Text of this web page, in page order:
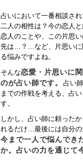
占いにおいて一番相談さ
二人の相性は？今の恋人
恋人のことや、この片思
先は…？…など、片思いに
る悩みですよね。
そんな恋愛・片思いに
のが占い師です。 占い
までの作戦を考える、占
す。
しかし、占い師に頼った
れるだけ…最後には自分の
今まで一人で悩んでき
か。占いの力を通じて